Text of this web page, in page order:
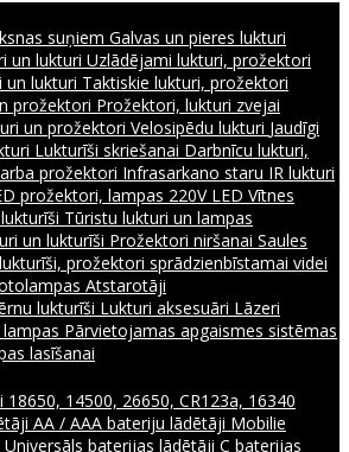
suņiem Galvas un pieres lukturi
un lukturi Uzlādējami lukturi, prožektori
un lukturi Taktiskie lukturi, prožektori
prožektori Prožektori, lukturi zvejai
un prožektori Velosipēdu lukturi Jaudīgi
Lukturīši skriešanai Darbnīcu lukturi,
prožektori Infrasarkano staru IR lukturi
prožektori, lampas 220V LED Vītnes
Tūristu lukturi un lampas
un lukturīši Prožektori niršanai Saules
prožektori sprādzienbīstamai videi
Atstarotāji
lukturīši Lukturi aksesuāri Lāzeri
Pārvietojamas apgaismes sistēmas
lasīšanai
18650, 14500, 26650, CR123a, 16340
AA / AAA bateriju lādētāji Mobilie
Universāls baterijas lādētāji C baterijas